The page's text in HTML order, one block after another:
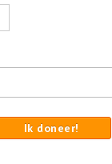
Ik doneer!